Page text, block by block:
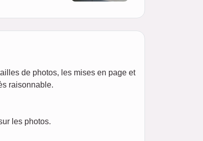
de photos, les mises en page et
raisonnable.
les photos.